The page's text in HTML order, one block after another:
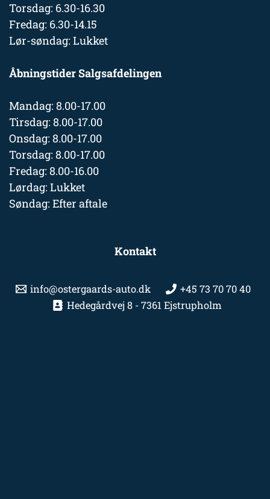
Torsdag: 6.30-16.30
Fredag: 6.30-14.15
Lør-søndag: Lukket
Åbningstider Salgsafdelingen
Mandag: 8.00-17.00
Tirsdag: 8.00-17.00
Onsdag: 8.00-17.00
Torsdag: 8.00-17.00
Fredag: 8.00-16.00
Lørdag: Lukket
Søndag: Efter aftale
Kontakt
info@ostergaards-auto.dk
+45 73 70 70 40
Hedegårdvej 8 - 7361 Ejstrupholm